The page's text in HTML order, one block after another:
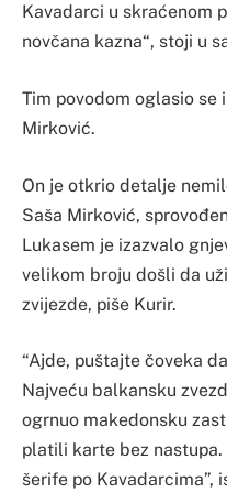
Kavadarci u skraćenom
novčana kazna“, stoji u
Tim povodom oglasio se
Mirković.
On je otkrio detalje
Saša Mirković,
Lukasem je izazvalo
velikom broju došli da
zvijezde, piše Kurir.
“Ajde, puštajte čoveka
Najveću balkansku
ogrnuo makedonsku
platili karte bez
šerife po Kavadarcima”,